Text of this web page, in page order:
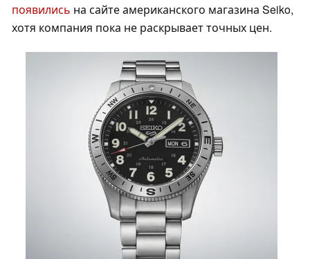
появились на сайте американского магазина Seiko,
хотя компания пока не раскрывает точных цен.